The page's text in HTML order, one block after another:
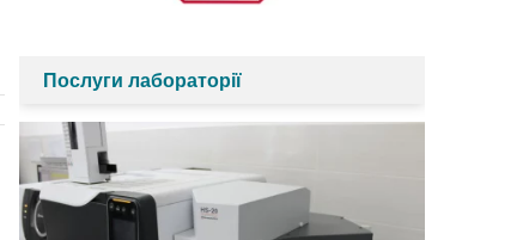
Послуги лабораторії